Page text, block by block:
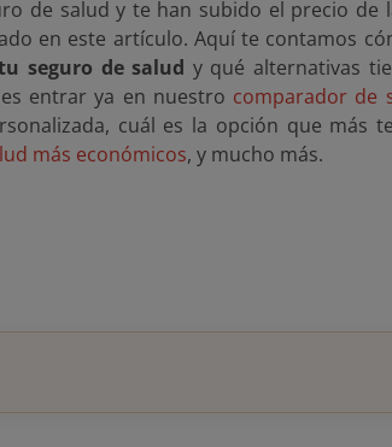
de salud y te han subido el precio de
en este artículo. Aquí te contamos
seguro de salud y qué alternativas
entrar ya en nuestro comparador de
cuál es la opción que más
más económicos, y mucho más.